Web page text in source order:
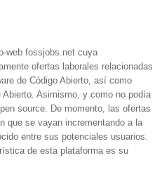
web fossjobs.net cuya
ofertas laborales relacionadas
de Código Abierto, así como
Asimismo, y como no podía
source . De momento, las ofertas
que se vayan incrementando a la
entre sus potenciales usuarios.
de esta plataforma es su